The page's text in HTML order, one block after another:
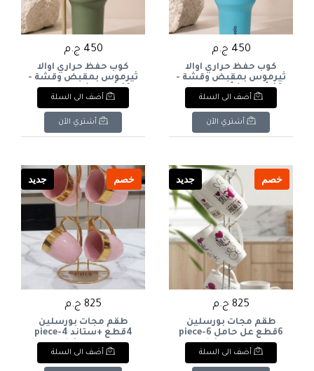
450 ج.م
كوب حفظ حراري اوالا
ثيرموس بمقبض وقشة -
40 أونصة / أزرق سماوي
وكحلي (Owala Insulated
Tumbler with Handle
and Straw - 40 oz
Turquoise Blue). English:
Turquoise / Navy Blue).
أضف الى السلة
أشتري الآن
450 ج.م
كوب حفظ حراري اوالا
ثيرموس بمقبض وقشة -
40 أونصة / زيتي حوالي
1.18 لتر (Owala Insulated
Tumbler with Handle
and Straw - 40 oz
Green). & : Owala
أضف الى السلة
أشتري الآن
خصم جديد
825 ج.م
طقم مجات بورسلين
6قطع عل حامل 6-piece
porcelain mug set on a
stand
أضف الى السلة
خصم جديد
825 ج.م
طقم مجات بورسلين
4قطع +ستاند 4-piece
porcelain mug set +
stand
أضف الى السلة